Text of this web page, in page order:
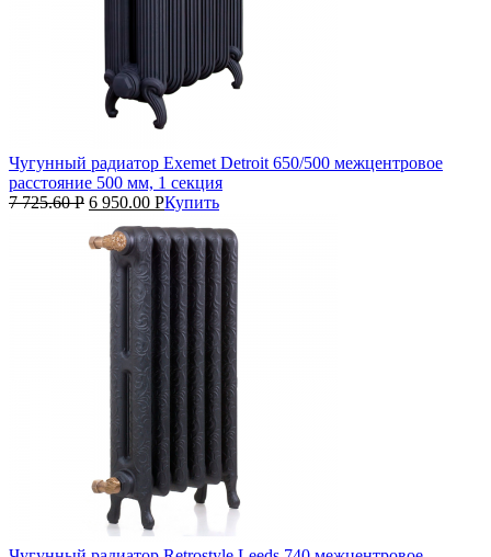
Чугунный радиатор Exemet Detroit 650/500 межцентровое
расстояние 500 мм, 1 секция
7 725.60Р 6 950.00 РКупить